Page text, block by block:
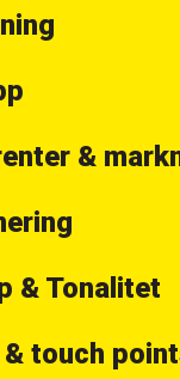
&
& Tonalitet
& touch